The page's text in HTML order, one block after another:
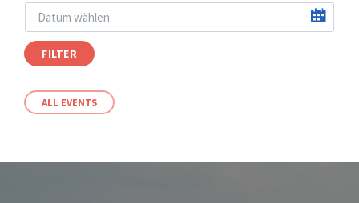
FILTER
ALL EVENTS